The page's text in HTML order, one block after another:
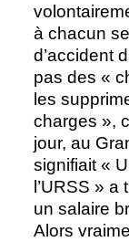
à chacun
d’accident
pas des «
les
charges »,
jour, au
signifiait «
l’URSS »
un salaire
Alors